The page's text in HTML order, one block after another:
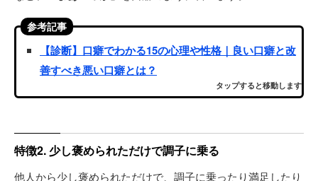
参考記事
【診断】口癖でわかる15の心理や性格｜良い口癖と改
善すべき悪い口癖とは？
タップすると移動します
特徴2. 少し褒められただけで調子に乗る
他人から少し褒められただけで、調子に乗ったり満足したり